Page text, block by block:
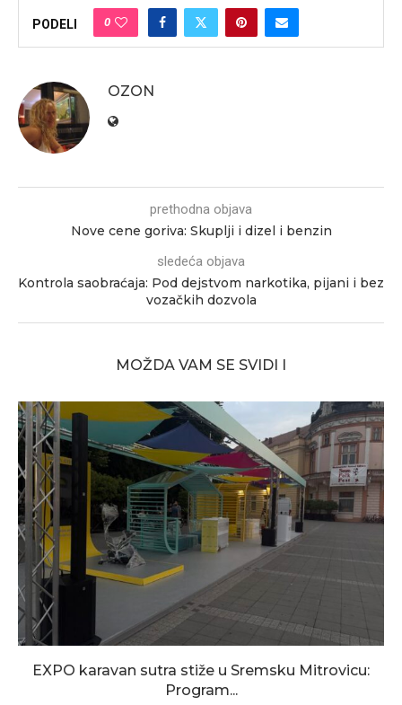
PODELI 0
OZON
prethodna objava
Nove cene goriva: Skuplji i dizel i benzin
sledeća objava
Kontrola saobraćaja: Pod dejstvom narkotika, pijani i bez
vozačkih dozvola
MOŽDA VAM SE SVIDI I
EXPO karavan sutra stiže u Sremsku Mitrovicu:
Program...